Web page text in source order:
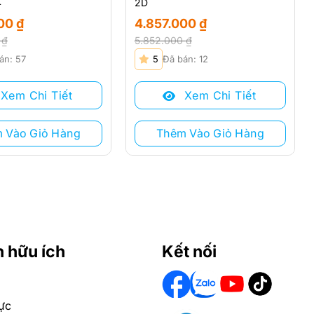
₫
₫.
₫
₫.
57
Xem Chi Tiết
Vào Giỏ Hàng
5.852.000₫
Giá
gốc
là:
5.852.000 ₫.
4.857.000₫
Giá
hiện
tại
4.857.000 ₫.
5 Đã bán: 12
Xem Chi Tiết
Thêm Vào Giỏ Hàng
hữu ích Kết nối